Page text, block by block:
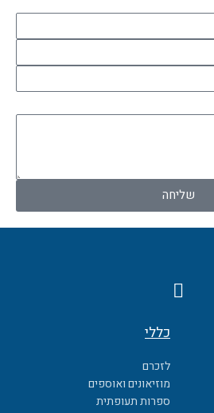
שליחה
F
a
e
b
o
o
כללי
לזכרם
מוזיאונים ואוספים
ספרות תעופתית